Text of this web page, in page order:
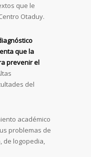
que le
Otaduy.
que la
prevenir el
del
académico
problemas de
de logopedia,